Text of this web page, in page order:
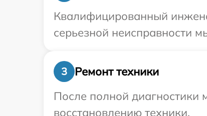
Квалифицированный
серьезной неисправности
3
Ремонт техники
После полной диагностики
восстановлению техники.